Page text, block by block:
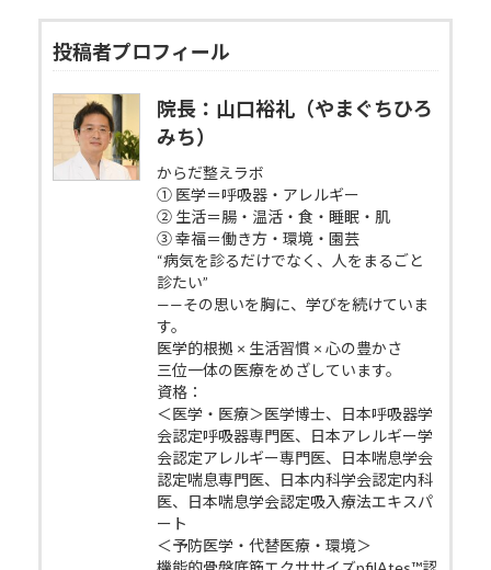
投稿者プロフィール
院長：山口裕礼（やまぐちひろ
みち）
からだ整えラボ
① 医学＝呼吸器・アレルギー
② 生活＝腸・温活・食・睡眠・肌
③ 幸福＝働き方・環境・園芸
“病気を診るだけでなく、人をまるごと
診たい”
——その思いを胸に、学びを続けていま
す。
医学的根拠 × 生活習慣 × 心の豊かさ
三位一体の医療をめざしています。
資格：
＜医学・医療＞医学博士、日本呼吸器学
会認定呼吸器専門医、日本アレルギー学
会認定アレルギー専門医、日本喘息学会
認定喘息専門医、日本内科学会認定内科
医、日本喘息学会認定吸入療法エキスパ
ート
＜予防医学・代替医療・環境＞